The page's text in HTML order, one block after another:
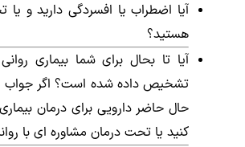
آیا اضطراب یا افسردگی دارید و
هستید؟
آیا تا بحال برای شما بیماری
تشخیص داده شده است؟ اگر جواب
حال حاضر دارویی برای درمان
کنید یا تحت درمان مشاوره ای با